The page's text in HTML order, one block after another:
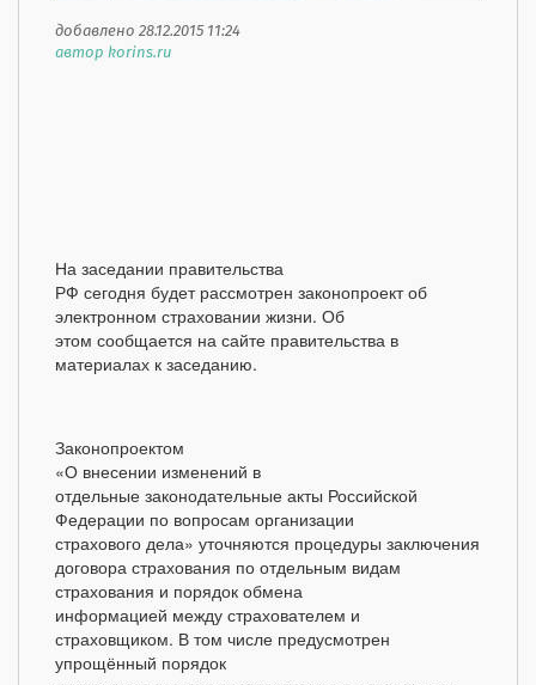
добавлено 28.12.2015 11:24
автор korins.ru
На заседании правительства
РФ сегодня будет рассмотрен законопроект об
электронном страховании жизни. Об
этом сообщается на сайте правительства в
материалах к заседанию.
Законопроектом
«О внесении изменений в
отдельные законодательные акты Российской
Федерации по вопросам организации
страхового дела» уточняются процедуры заключения
договора страхования по отдельным видам
страхования и порядок обмена
информацией между страхователем и
страховщиком. В том числе предусмотрен
упрощённый порядок